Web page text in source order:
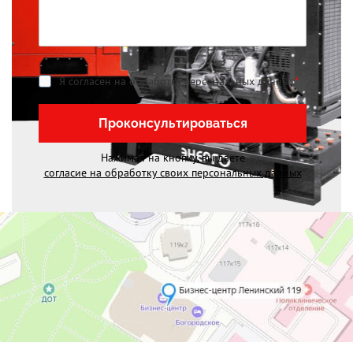
Я согласен на обработку персональных данных*
Проконсультироваться
Нажимая на кнопку, вы даете
согласие на обработку своих персональных данных